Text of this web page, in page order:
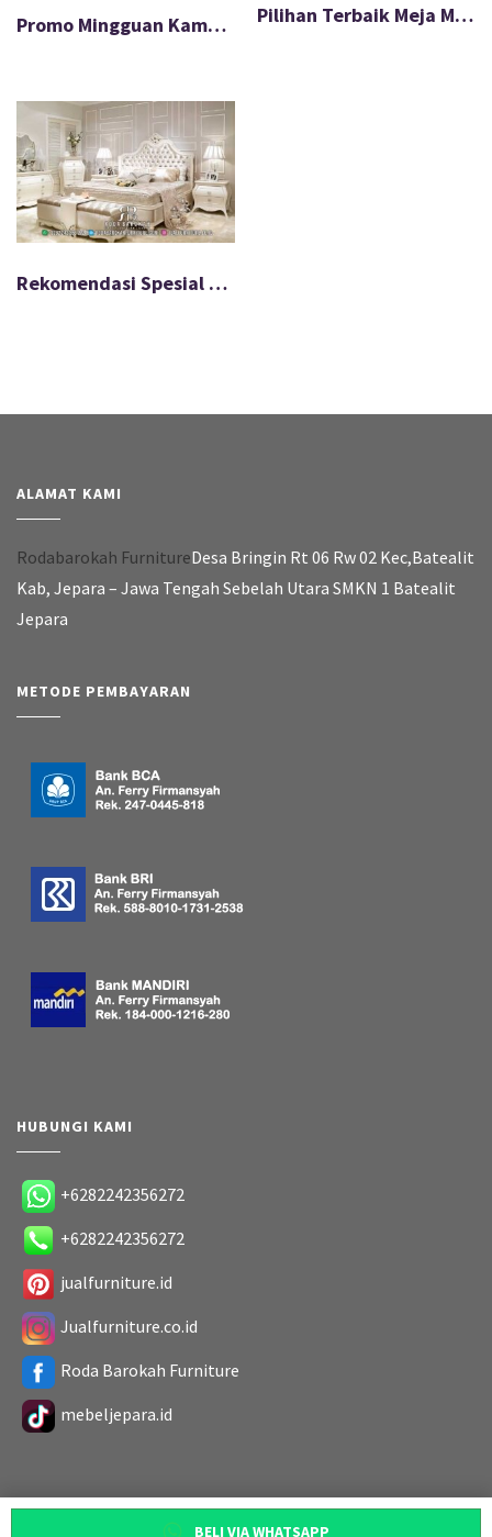
BELI VIA WHATSAPP
Promo Mingguan Kamar Tidur Mewah Paling Laku FS-585 Pilihan Terbaik Meja Makan Scandinavian Mewah Pengiriman Cepat FS-583
Rekomendasi Spesial Tempat Tidur Mewah Modern Gaya Natural FS-598
ALAMAT KAMI
Rodabarokah FurnitureDesa Bringin Rt 06 Rw 02 Kec,Batealit
Kab, Jepara – Jawa Tengah Sebelah Utara SMKN 1 Batealit
Jepara
METODE PEMBAYARAN
HUBUNGI KAMI
+6282242356272
+6282242356272
jualfurniture.id
Jualfurniture.co.id
Roda Barokah Furniture
mebeljepara.id